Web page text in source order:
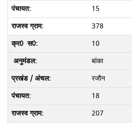
15
378
10
बांका
रजौन
18
207